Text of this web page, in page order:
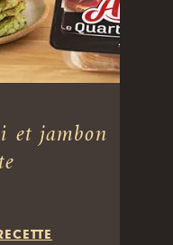
et jambon